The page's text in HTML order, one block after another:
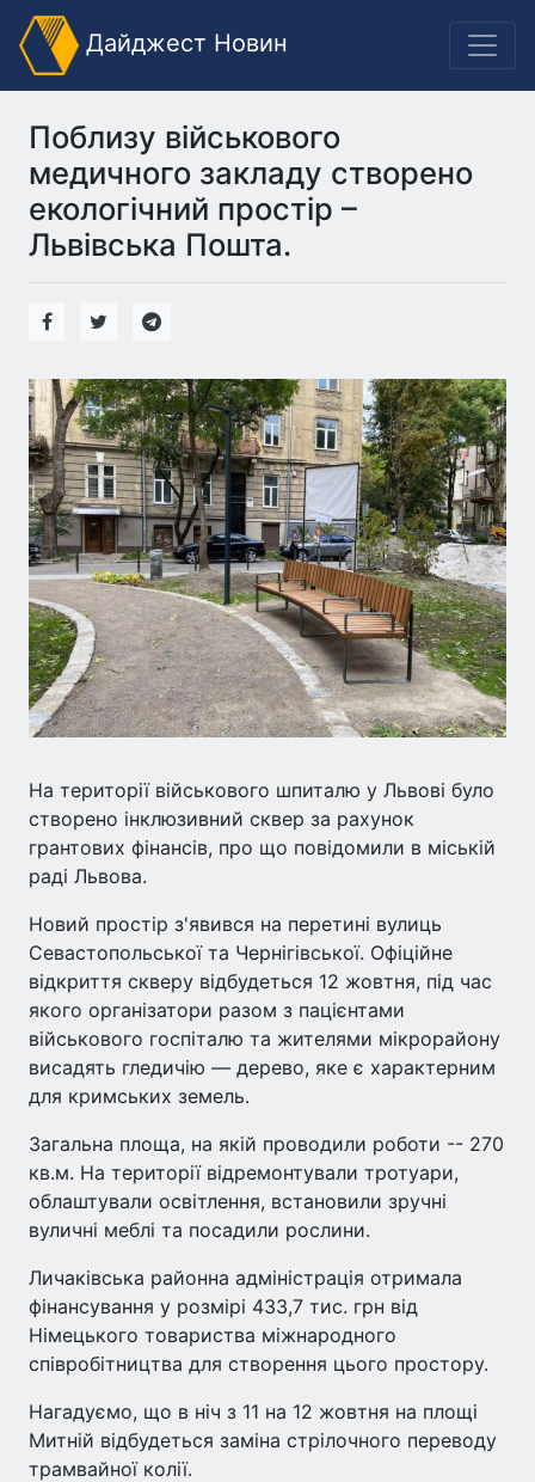
Дайджест Новин
Поблизу військового
медичного закладу створено
екологічний простір –
Львівська Пошта.
На території військового шпиталю у Львові було
створено інклюзивний сквер за рахунок
грантових фінансів, про що повідомили в міській
раді Львова.
Новий простір з'явився на перетині вулиць
Севастопольської та Чернігівської. Офіційне
відкриття скверу відбудеться 12 жовтня, під час
якого організатори разом з пацієнтами
військового госпіталю та жителями мікрорайону
висадять гледичію — дерево, яке є характерним
для кримських земель.
Загальна площа, на якій проводили роботи -- 270
кв.м. На території відремонтували тротуари,
облаштували освітлення, встановили зручні
вуличні меблі та посадили рослини.
Личаківська районна адміністрація отримала
фінансування у розмірі 433,7 тис. грн від
Німецького товариства міжнародного
співробітництва для створення цього простору.
Нагадуємо, що в ніч з 11 на 12 жовтня на площі
Митній відбудеться заміна стрілочного переводу
трамвайної колії.